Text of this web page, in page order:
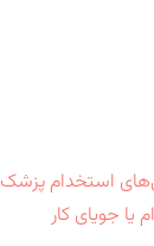
استخدام پزشک
یا جویای کار